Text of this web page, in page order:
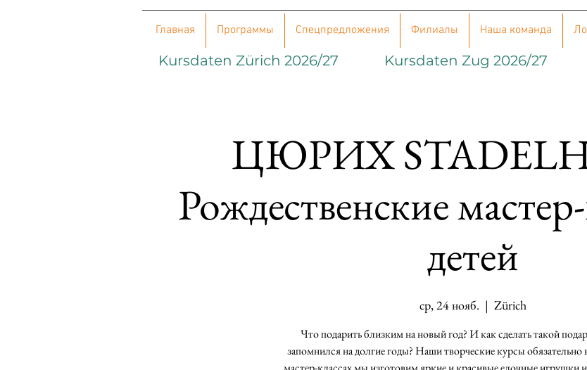
Главная Программы Cпецпредложения Филиалы Наша команда
Kursdaten Zürich 2026/27 Kursdaten Zug 2026/27
ЦЮРИХ
Рождественские
детей
ср, 24 нояб.
  |
Zürich
Что подарить близким на новый год? И как сделать такой
запомнился на долгие годы? Наши творческие курсы